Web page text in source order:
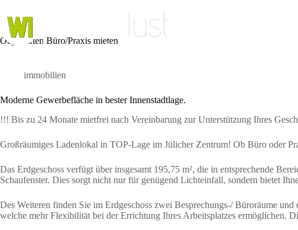
Inhalt
springen
Objektarten Büro/Praxis mieten
immobilien
Moderne Gewerbefläche in bester Innenstadtlage.
!!! Bis zu 24 Monate mietfrei nach Vereinbarung zur Unterstützung Ihres
Großräumiges Ladenlokal in TOP-Lage im Jülicher Zentrum! Ob Büro oder
Das Erdgeschoss verfügt über insgesamt 195,75 m², die in entsprechende
Schaufenster. Dies sorgt nicht nur für genügend Lichteinfall, sondern bietet
Des Weiteren finden Sie im Erdgeschoss zwei Besprechungs-/ Büroräume
welche mehr Flexibilität bei der Errichtung Ihres Arbeitsplatzes ermöglichen.